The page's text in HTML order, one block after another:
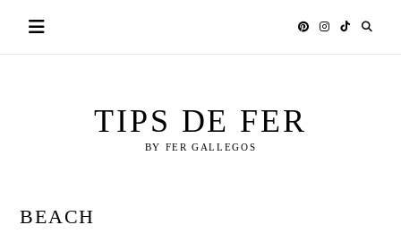
TIPS DE FER
BY FER GALLEGOS
BEACH